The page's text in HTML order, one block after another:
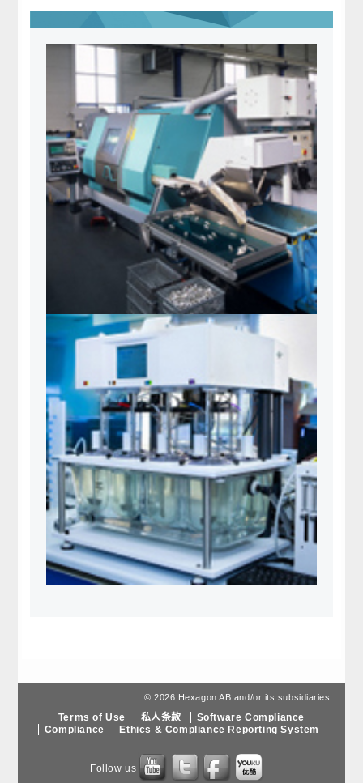
© 2026 Hexagon AB and/or its subsidiaries.
Terms of Use 私人条款
Software Compliance
Compliance
Ethics & Compliance Reporting System
Follow us